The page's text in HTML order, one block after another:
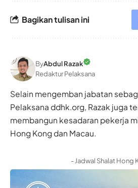
Bagikan tulisan ini
ByAbdul Razak
Redaktur Pelaksana
Selain mengemban jabatan
Pelaksana ddhk.org, Razak juga
membangun kesadaran pekerja
Hong Kong dan Macau.
- Jadwal Shalat Hong